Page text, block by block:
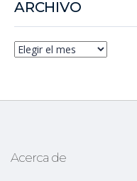
ARCHIVO
Acerca de